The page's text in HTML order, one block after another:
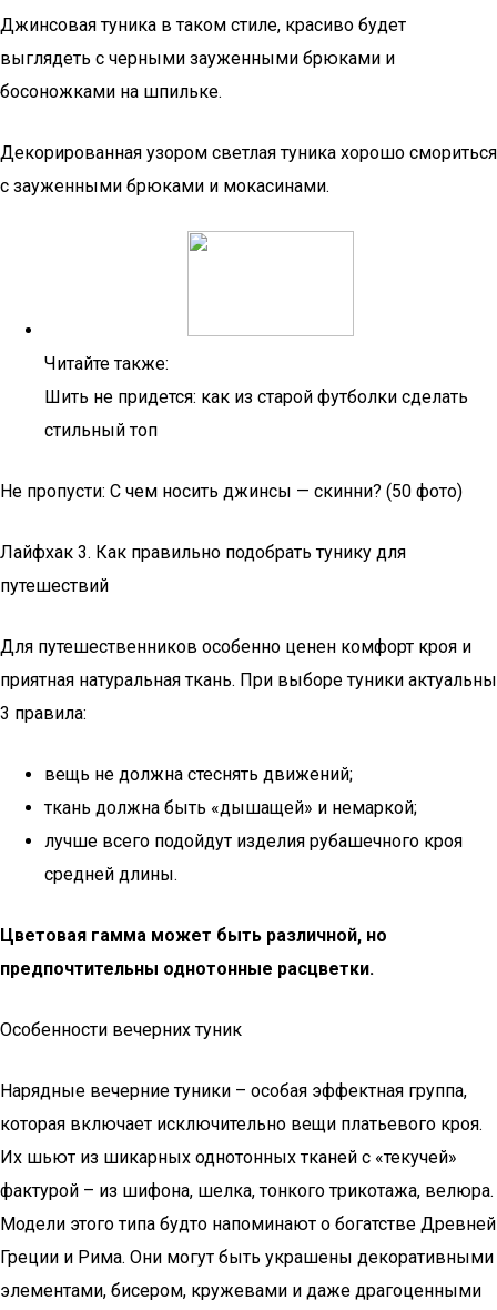
Джинсовая туника в таком стиле, красиво будет
выглядеть с черными зауженными брюками и
босоножками на шпильке.
Декорированная узором светлая туника хорошо смориться
с зауженными брюками и мокасинами.
Читайте также:
Шить не придется: как из старой футболки сделать
стильный топ
Не пропусти: С чем носить джинсы — скинни? (50 фото)
Лайфхак 3. Как правильно подобрать тунику для
путешествий
Для путешественников особенно ценен комфорт кроя и
приятная натуральная ткань. При выборе туники актуальны
3 правила:
вещь не должна стеснять движений;
ткань должна быть «дышащей» и немаркой;
лучше всего подойдут изделия рубашечного кроя
средней длины.
Цветовая гамма может быть различной, но
предпочтительны однотонные расцветки.
Особенности вечерних туник
Нарядные вечерние туники – особая эффектная группа,
которая включает исключительно вещи платьевого кроя.
Их шьют из шикарных однотонных тканей с «текучей»
фактурой – из шифона, шелка, тонкого трикотажа, велюра.
Модели этого типа будто напоминают о богатстве Древней
Греции и Рима. Они могут быть украшены декоративными
элементами, бисером, кружевами и даже драгоценными